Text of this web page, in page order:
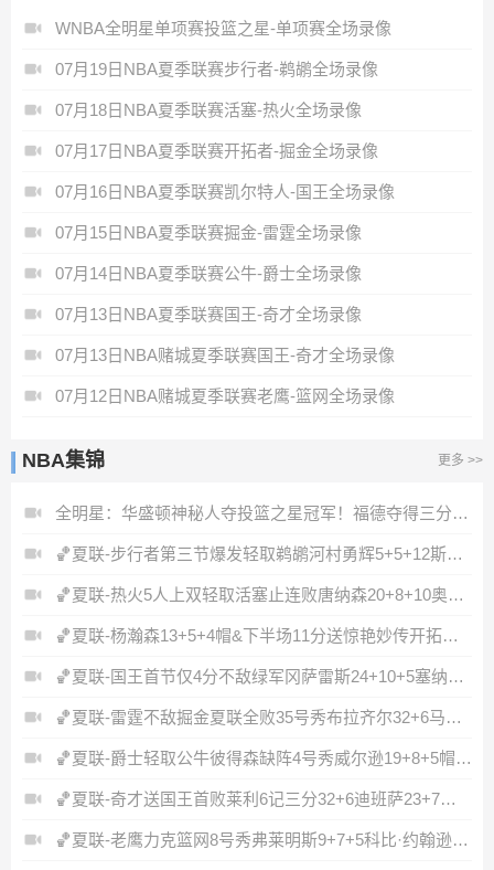
WNBA全明星单项赛投篮之星-单项赛全场录像
07月19日NBA夏季联赛步行者-鹈鹕全场录像
07月18日NBA夏季联赛活塞-热火全场录像
07月17日NBA夏季联赛开拓者-掘金全场录像
07月16日NBA夏季联赛凯尔特人-国王全场录像
07月15日NBA夏季联赛掘金-雷霆全场录像
07月14日NBA夏季联赛公牛-爵士全场录像
07月13日NBA夏季联赛国王-奇才全场录像
07月13日NBA赌城夏季联赛国王-奇才全场录像
07月12日NBA赌城夏季联赛老鹰-篮网全场录像
NBA集锦 更多 >>
全明星：华盛顿神秘人夺投篮之星冠军！福德夺得三分大赛冠军！
🏀夏联-步行者第三节爆发轻取鹈鹕河村勇辉5+5+12斯劳森22分
🏀夏联-热火5人上双轻取活塞止连败唐纳森20+8+10奥科里27分
🏀夏联-杨瀚森13+5+4帽&下半场11分送惊艳妙传开拓者力克掘金
🏀夏联-国王首节仅4分不敌绿军冈萨雷斯24+10+5塞纳克10+12
🏀夏联-雷霆不敌掘金夏联全败35号秀布拉齐尔32+6马拉14+7+6
🏀夏联-爵士轻取公牛彼得森缺阵4号秀威尔逊19+8+5帽罚球6中0
🏀夏联-奇才送国王首败莱利6记三分32+6迪班萨23+7雷诺20+12
🏀夏联-老鹰力克篮网8号秀弗莱明斯9+7+5科比·约翰逊17+7